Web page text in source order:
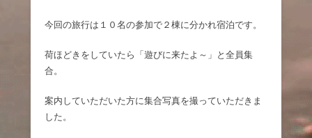
今回の旅行は１０名の参加で２棟に分かれ宿泊です。
荷ほどきをしていたら「遊びに来たよ～」と全員集
合。
案内していただいた方に集合写真を撮っていただきま
した。